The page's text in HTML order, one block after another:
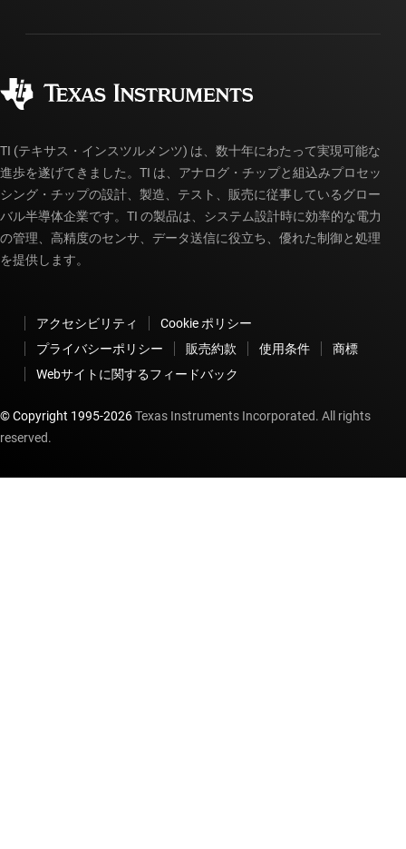
myTI アカウントの FAQ
ご注文に関する FAQ
TI (テキサス・インスツルメンツ) は、数十年にわたって実現可能な
進歩を遂げてきました。TI は、アナログ・チップと組込みプロセッ
シング・チップの設計、製造、テスト、販売に従事しているグロー
バル半導体企業です。TI の製品は、システム設計時に効率的な電力
の管理、高精度のセンサ、データ送信に役立ち、優れた制御と処理
を提供します。
アクセシビリティ
Cookie ポリシー
プライバシーポリシー
販売約款 使用条件
商標
Webサイトに関するフィードバック
© Copyright 1995-2026Texas Instruments Incorporated. All rights
reserved.